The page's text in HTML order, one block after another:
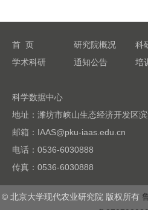
首 页 研究院概况 科
学术科研
通知公告 培
科学数据中心
地址：潍坊市峡山生态经济开发区
邮箱：IAAS@pku-iaas.edu.cn
电话：0536-6030888
传真：0536-6030888
© 北京大学现代农业研究院 版权所有